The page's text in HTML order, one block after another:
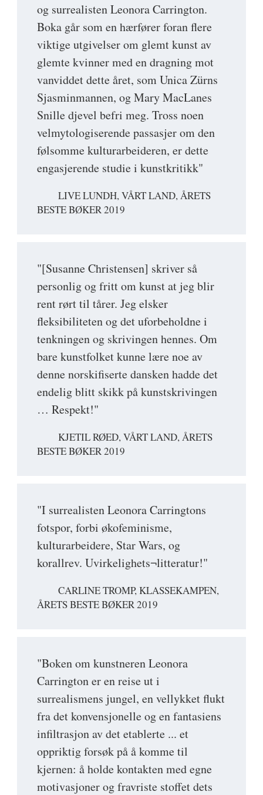
og surrealisten Leonora Carrington.
Boka går som en hærfører foran flere
viktige utgivelser om glemt kunst av
glemte kvinner med en dragning mot
vanviddet dette året, som Unica Zürns
Sjasminmannen, og Mary MacLanes
Snille djevel befri meg. Tross noen
velmytologiserende passasjer om den
følsomme kulturarbeideren, er dette
engasjerende studie i kunstkritikk"
LIVE LUNDH, VÅRT LAND, ÅRETS
BESTE BØKER 2019
"[Susanne Christensen] skriver så
personlig og fritt om kunst at jeg blir
rent rørt til tårer. Jeg elsker
fleksibiliteten og det uforbeholdne i
tenkningen og skrivingen hennes. Om
bare kunstfolket kunne lære noe av
denne norskifiserte dansken hadde det
endelig blitt skikk på kunstskrivingen
… Respekt!"
KJETIL RØED, VÅRT LAND, ÅRETS
BESTE BØKER 2019
"I surrealisten Leonora Carringtons
fotspor, forbi økofeminisme,
kulturarbeidere, Star Wars, og
korallrev. Uvirkelighets¬litteratur!"
CARLINE TROMP, KLASSEKAMPEN,
ÅRETS BESTE BØKER 2019
"Boken om kunstneren Leonora
Carrington er en reise ut i
surrealismens jungel, en vellykket flukt
fra det konvensjonelle og en fantasiens
infiltrasjon av det etablerte ... et
oppriktig forsøk på å komme til
kjernen: å holde kontakten med egne
motivasjoner og fravriste stoffet dets